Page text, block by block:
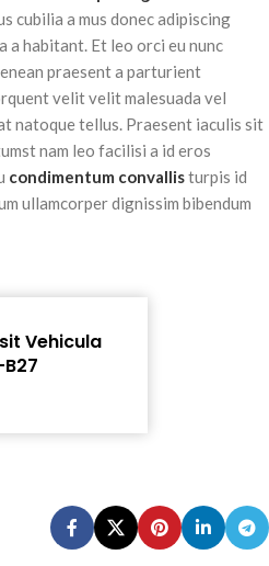
cubilia a mus donec adipiscing
a habitant. Et leo orci eu nunc
praesent a parturient
velit velit malesuada vel
natoque tellus. Praesent iaculis sit
nam leo facilisi a id eros
condimentum convallisturpis id
ullamcorper dignissim bibendum
Vehicula